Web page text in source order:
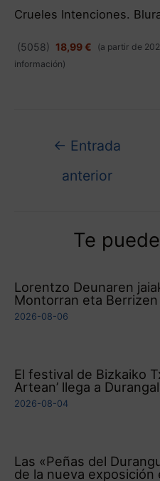
Crueles Intenciones.
(5058) 18,99 € (a partir de
información)
← Entrada
anterior
Te
Lorentzo Deunaren
Montorran eta Berrizen
2026-08-06
El festival de Bizkaiko
Artean’ llega a
2026-08-04
Las «Peñas del
de la nueva exposición